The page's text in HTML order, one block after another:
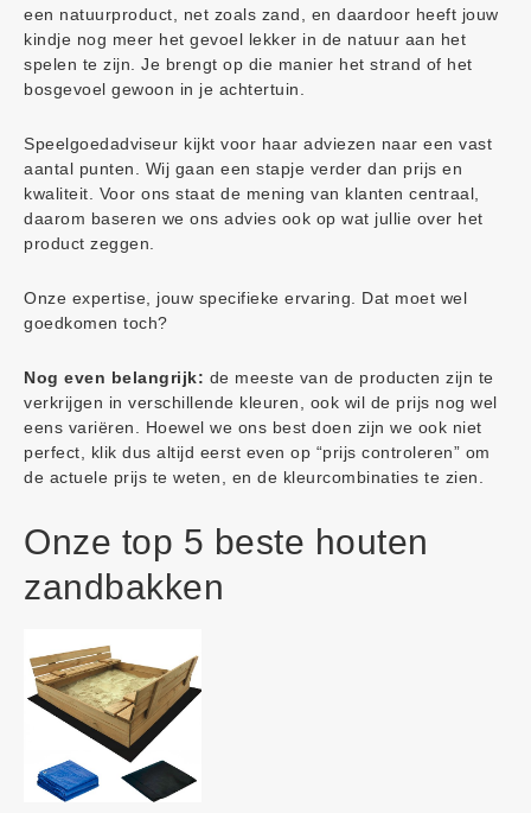
een natuurproduct, net zoals zand, en daardoor heeft jouw
kindje nog meer het gevoel lekker in de natuur aan het
spelen te zijn. Je brengt op die manier het strand of het
bosgevoel gewoon in je achtertuin.
Speelgoedadviseur kijkt voor haar adviezen naar een vast
aantal punten. Wij gaan een stapje verder dan prijs en
kwaliteit. Voor ons staat de mening van klanten centraal,
daarom baseren we ons advies ook op wat jullie over het
product zeggen.
Onze expertise, jouw specifieke ervaring. Dat moet wel
goedkomen toch?
Nog even belangrijk: de meeste van de producten zijn te
verkrijgen in verschillende kleuren, ook wil de prijs nog wel
eens variëren. Hoewel we ons best doen zijn we ook niet
perfect, klik dus altijd eerst even op “prijs controleren” om
de actuele prijs te weten, en de kleurcombinaties te zien.
Onze top 5 beste houten
zandbakken